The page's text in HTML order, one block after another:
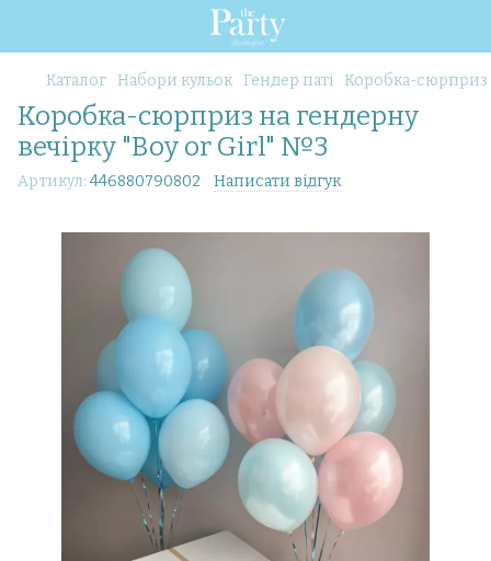
Каталог Набори кульок Гендер паті Коробка-сюрприз
Коробка-сюрприз на гендерну
вечірку "Boy or Girl" №3
Артикул: 446880790802 Написати відгук